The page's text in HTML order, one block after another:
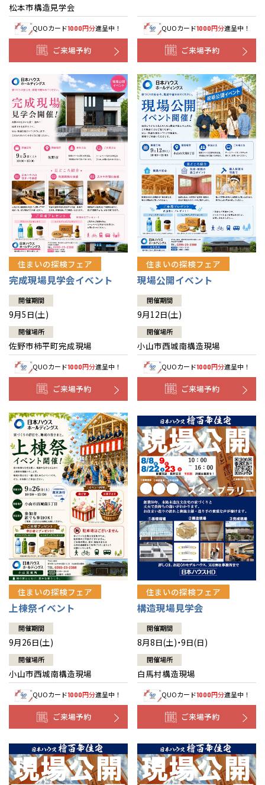
松本市構造見学会
QUOカード1000円分進呈中！
ご来場予約
QUOカード1000円分進呈中！
ご来場予約
住まいの探検フェア
完成現場見学会イベント
開催期間
9月5日(土)
開催場所
佐野市柿平町完成現場
QUOカード1000円分進呈中！
ご来場予約
住まいの探検フェア
現場公開イベント
開催期間
9月12日(土)
開催場所
小山市西城南構造現場
QUOカード1000円分進呈中！
ご来場予約
住まいの探検フェア
上棟祭イベント
開催期間
9月26日(土)
開催場所
小山市西城南構造現場
QUOカード1000円分進呈中！
ご来場予約
住まいの探検フェア
構造現場見学会
開催期間
8月8日(土)・9日(日)
開催場所
白馬村構造現場
QUOカード1000円分進呈中！
ご来場予約